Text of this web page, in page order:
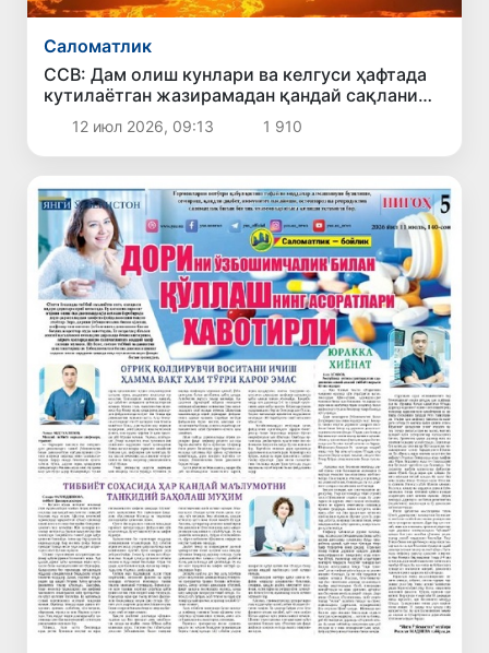
Саломатлик
ССВ: Дам олиш кунлари ва келгуси ҳафтада
кутилаётган жазирамадан қандай сақланиш
керак?12 июл 2026, 09:13 1 910